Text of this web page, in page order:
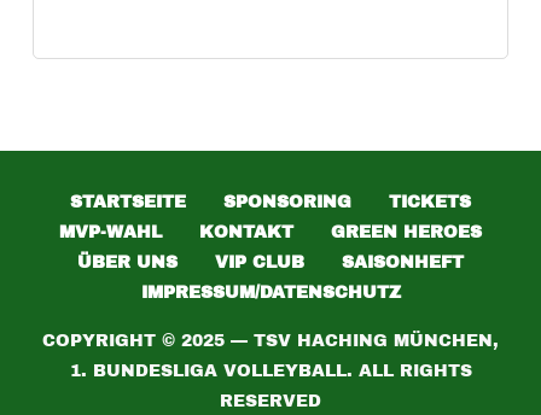
STARTSEITE SPONSORING
TICKETS
MVP-WAHL
KONTAKT
GREEN HEROES
ÜBER UNS
VIP CLUB
SAISONHEFT
IMPRESSUM/DATENSCHUTZ
COPYRIGHT © 2025 — TSV HACHING MÜNCHEN,
1. BUNDESLIGA VOLLEYBALL. ALL RIGHTS
RESERVED